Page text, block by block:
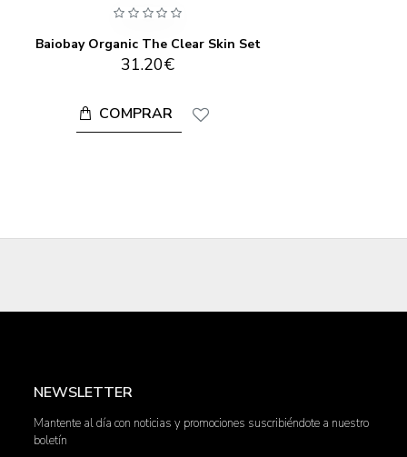
Baiobay Organic The Clear Skin Set
31.20€
COMPRAR
NEWSLETTER
Mantente al día con noticias y promociones suscribiéndote a nuestro
boletín